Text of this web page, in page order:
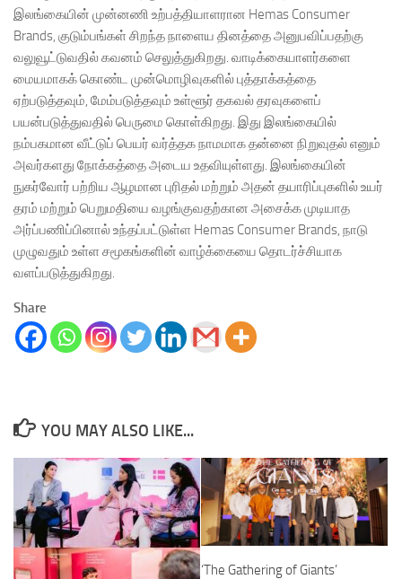
இலங்கையின் முன்னணி உற்பத்தியாளரான Hemas Consumer
Brands, குடும்பங்கள் சிறந்த நாளைய தினத்தை அனுபவிப்பதற்கு
வலுவூட்டுவதில் கவனம் செலுத்துகிறது. வாடிக்கையாளர்களை
மையமாகக் கொண்ட முன்மொழிவுகளில் புத்தாக்கத்தை
ஏற்படுத்தவும், மேம்படுத்தவும் உள்ளூர் தகவல் தரவுகளைப்
பயன்படுத்துவதில் பெருமை கொள்கிறது. இது இலங்கையில்
நம்பகமான வீட்டுப் பெயர் வர்த்தக நாமமாக தன்னை நிறுவுதல் எனும்
அவர்களது நோக்கத்தை அடைய உதவியுள்ளது. இலங்கையின்
நுகர்வோர் பற்றிய ஆழமான புரிதல் மற்றும் அதன் தயாரிப்புகளில் உயர்
தரம் மற்றும் பெறுமதியை வழங்குவதற்கான அசைக்க முடியாத
அர்ப்பணிப்பினால் உந்தப்பட்டுள்ள Hemas Consumer Brands, நாடு
முழுவதும் உள்ள சமூகங்களின் வாழ்க்கையை தொடர்ச்சியாக
வளப்படுத்துகிறது.
Share
YOU MAY ALSO LIKE...
‘The Gathering of Giants’